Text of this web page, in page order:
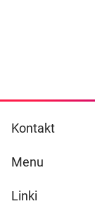
Kontakt
Menu
Linki